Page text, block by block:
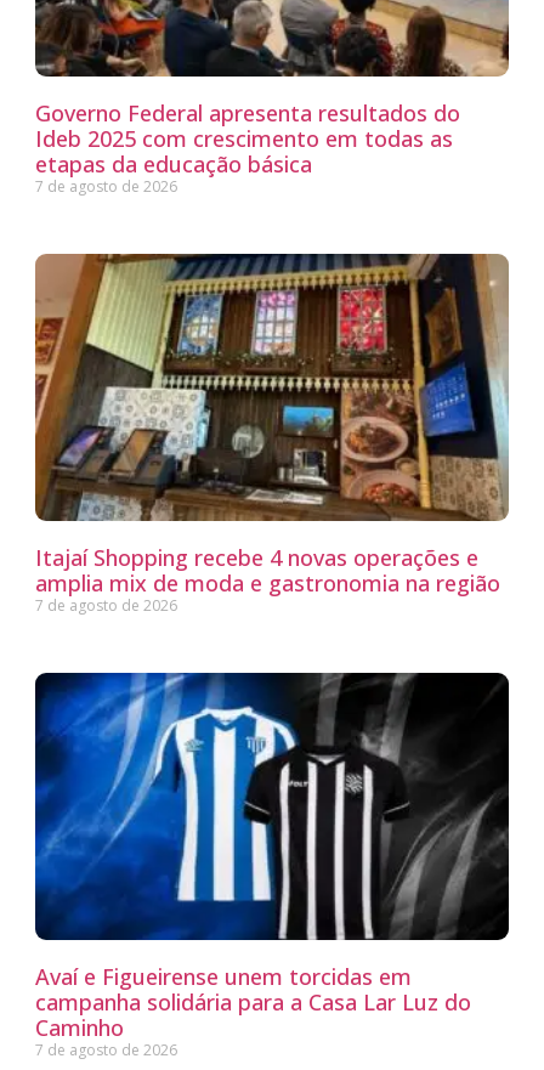
Governo Federal apresenta resultados do
Ideb 2025 com crescimento em todas as
etapas da educação básica
7 de agosto de 2026
Itajaí Shopping recebe 4 novas operações e
amplia mix de moda e gastronomia na região
7 de agosto de 2026
Avaí e Figueirense unem torcidas em
campanha solidária para a Casa Lar Luz do
Caminho
7 de agosto de 2026